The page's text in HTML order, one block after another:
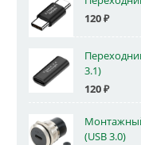
120₽
3.1)
120₽
(USB 3.0)